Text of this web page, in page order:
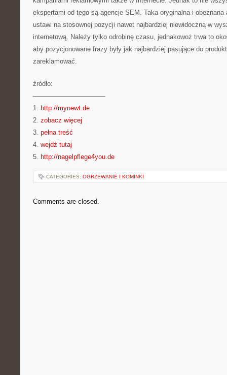
ekspertami od tego są agencje SEM. Taka oryginalna i
ustawi na stosownej pozycji nawet najbardziej niewidoczną w
internetową. Należy tylko odrobinę czasu, jednakowoż trwa to
aby pozycjonowane frazy były jak najbardziej pasujące do
zareklamować.
źródło:
———————————
1. http://mynewt.de
2. zobacz więcej
3. pełna treść
4. wejdź tutaj
5. http://nagelpflege4you.de
CATEGORIES: OGRZEWANIE I KOMINKI
Comments are closed.